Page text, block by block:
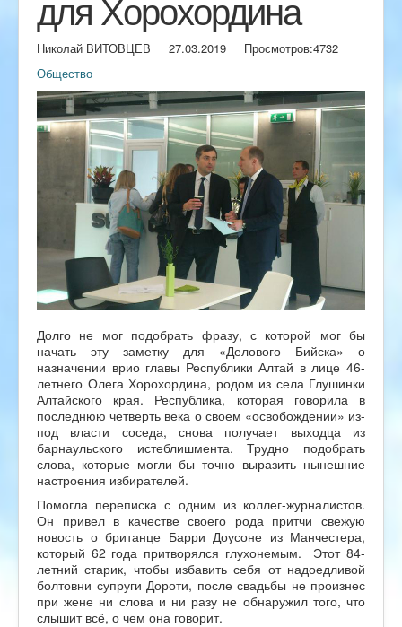
Николай ВИТОВЦЕВ 27.03.2019 Просмотров:4732
Общество
Долго не мог подобрать фразу, с которой мог бы
начать эту заметку для «Делового Бийска» о
назначении врио главы Республики Алтай в лице 46-
летнего Олега Хорохордина, родом из села Глушинки
Алтайского края. Республика, которая говорила в
последнюю четверть века о своем «освобождении» из-
под власти соседа, снова получает выходца из
барнаульского истеблишмента. Трудно подобрать
слова, которые могли бы точно выразить нынешние
настроения избирателей.
Помогла переписка с одним из коллег-журналистов.
Он привел в качестве своего рода притчи свежую
новость о британце Барри Доусоне из Манчестера,
который 62 года притворялся глухонемым. Этот 84-
летний старик, чтобы избавить себя от надоедливой
болтовни супруги Дороти, после свадьбы не произнес
при жене ни слова и ни разу не обнаружил того, что
слышит всё, о чем она говорит.